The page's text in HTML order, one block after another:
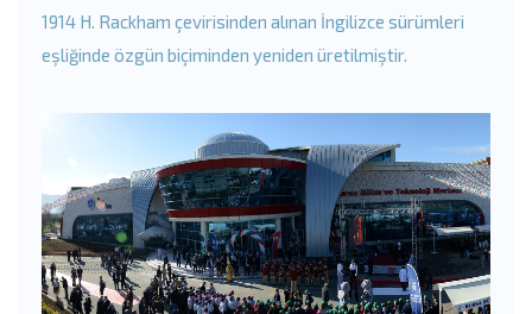
1914 H. Rackham çevirisinden alınan İngilizce sürümleri
eşliğinde özgün biçiminden yeniden üretilmiştir.